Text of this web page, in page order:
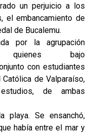
un perjuicio a los
el embancamiento de
de Bucalemu.
por la agrupación
quienes bajo
con estudiantes
de Valparaíso,
de ambas
playa. Se ensanchó,
había entre el mar y